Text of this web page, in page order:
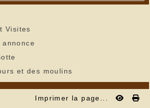
Visites
et des moulins
Imprimer la page...